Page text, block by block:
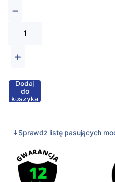
−
+
Dodaj
do
koszyka
↓Sprawdź listę pasujących